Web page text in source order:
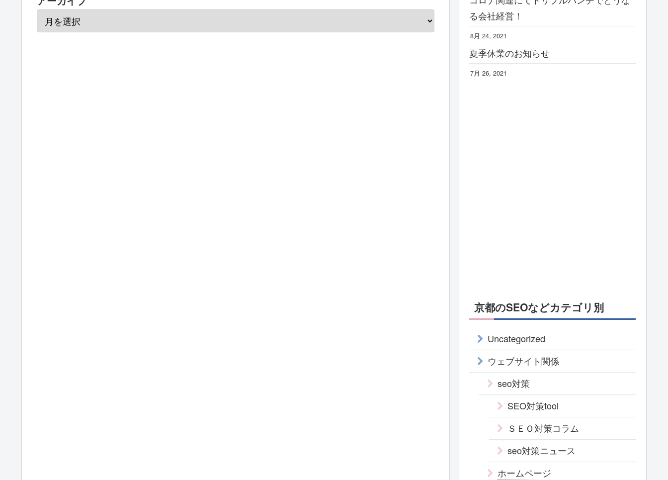
る会社経営！
8月 24, 2021
夏季休業のお知らせ
7月 26, 2021
京都のSEOなどカテゴリ別
Uncategorized
ウェブサイト関係
seo対策
SEO対策tool
ＳＥＯ対策コラム
seo対策ニュース
ホームページ